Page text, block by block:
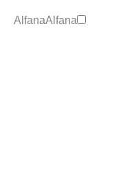
AlfanaAlfana